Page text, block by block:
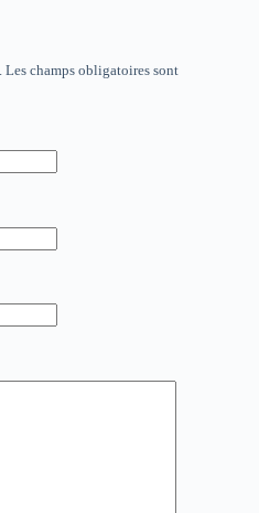
Les champs obligatoires sont